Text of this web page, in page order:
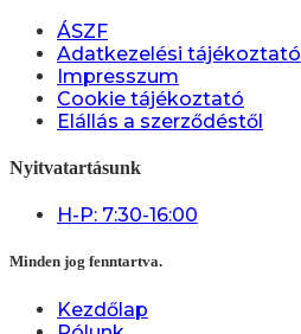
ÁSZF
Adatkezelési tájékoztató
Impresszum
Cookie tájékoztató
Elállás a szerződéstől
Nyitvatartásunk
H-P: 7:30-16:00
Minden jog fenntartva.
Kezdőlap